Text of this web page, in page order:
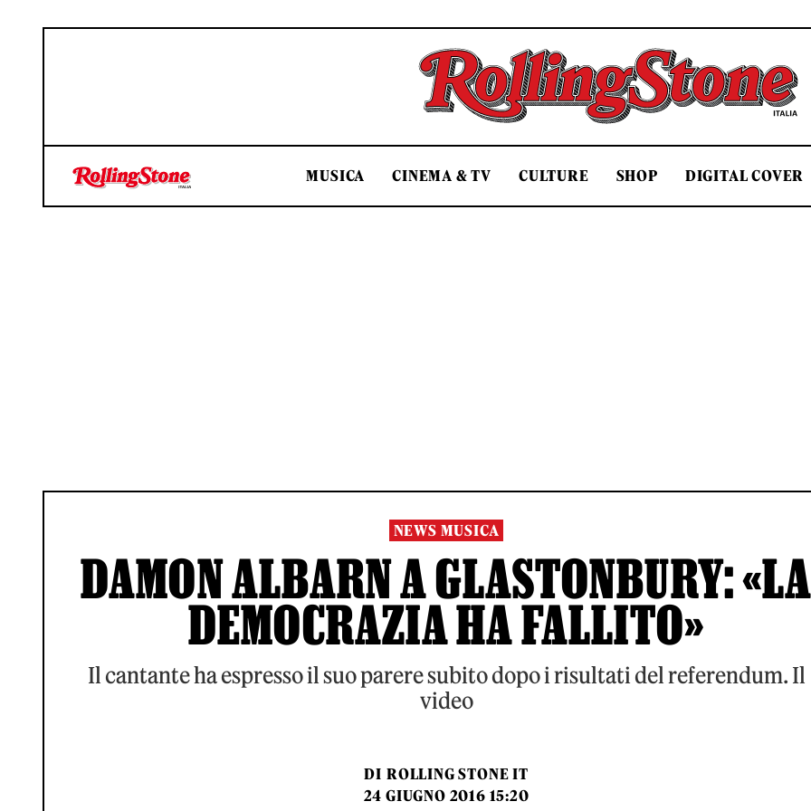
Rolling Stone Italia
MUSICA CINEMA & TV CULTURE SHOP DIGITAL COVER
NEWS MUSICA
DAMON ALBARN A GLASTONBURY:
DEMOCRAZIA HA FALLITO»
Il cantante ha espresso il suo parere subito dopo i risultati del referendum. Il
video
DI ROLLING STONE IT
24 GIUGNO 2016 15:20